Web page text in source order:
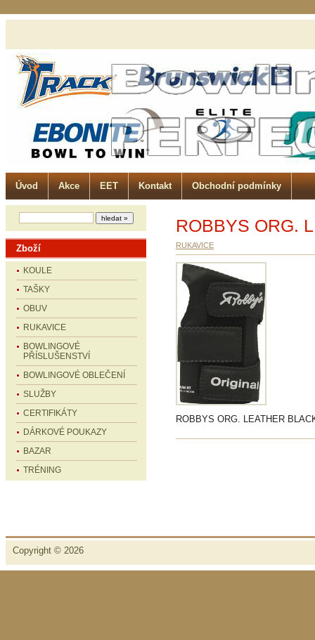
Úvod Akce EET Kontakt Obchodní podmínky
Zboží
KOULE
TAŠKY
OBUV
RUKAVICE
BOWLINGOVÉ
PŘÍSLUŠENSTVÍ
BOWLINGOVÉ OBLEČENÍ
SLUŽBY
CERTIFIKÁTY
DÁRKOVÉ POUKAZY
BAZAR
TRÉNING
ROBBYS ORG.
RUKAVICE
ROBBYS ORG. LEATHER
Copyright © 2026